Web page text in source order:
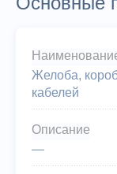
Желоба,
кабелей
Описание
—